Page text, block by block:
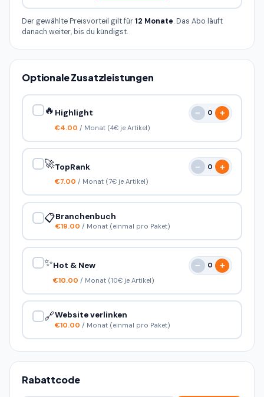
Der gewählte Preisvorteil gilt für12 Monate. Das Abo läuft
danach weiter, bis du kündigst.
Optionale Zusatzleistungen
🔥 Highlight − 0 +
€4.00 / Monat (4€ je Artikel)
🚀TopRank − 0 +
€7.00 / Monat (7€ je Artikel)
📋Branchenbuch
€19.00 / Monat (einmal pro Paket)
✨Hot & New − 0 +
€10.00 / Monat (10€ je Artikel)
🔗Website verlinken
€10.00 / Monat (einmal pro Paket)
Rabattcode